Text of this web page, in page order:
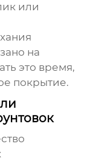
или
на
это время,
покрытие.